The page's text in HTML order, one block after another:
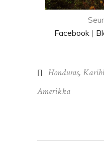
Facebook |
Honduras,
Amerikka